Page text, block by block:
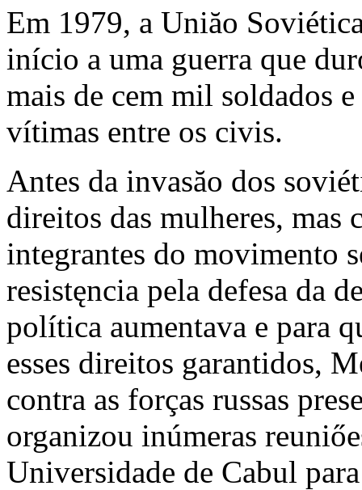
Em 1979, a Uniăo
início a uma guerra que
mais de cem mil soldados
vítimas entre os civis.
Antes da invasăo dos
direitos das mulheres, mas
integrantes do movimento
resistęncia pela defesa da
política aumentava e para
esses direitos garantidos,
contra as forças russas
organizou inúmeras
Universidade de Cabul